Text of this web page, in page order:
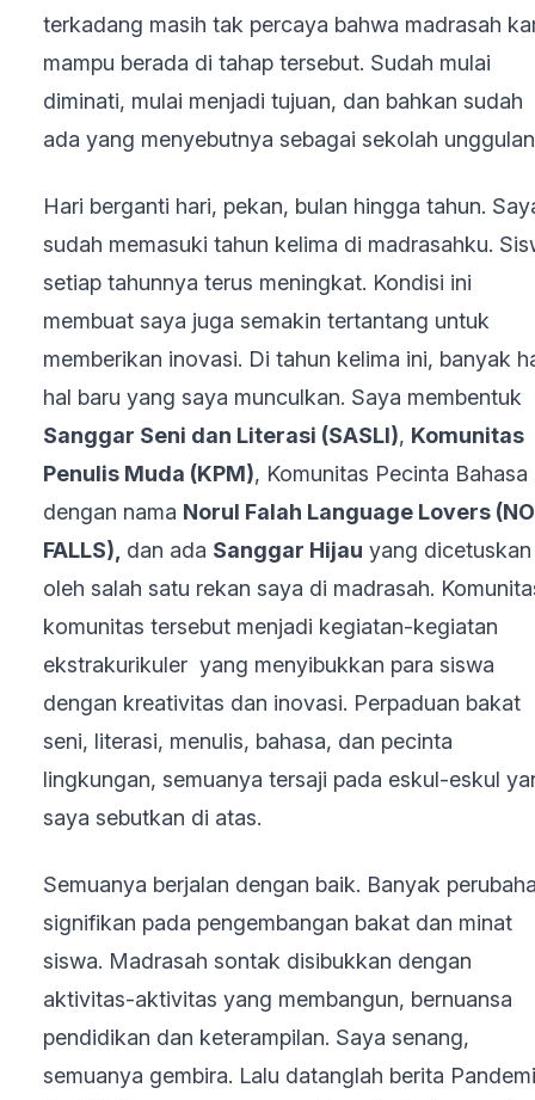
terkadang masih tak percaya bahwa madrasah
mampu berada di tahap tersebut. Sudah mulai
diminati, mulai menjadi tujuan, dan bahkan sudah
ada yang menyebutnya sebagai sekolah
Hari berganti hari, pekan, bulan hingga tahun.
sudah memasuki tahun kelima di madrasahku.
setiap tahunnya terus meningkat. Kondisi ini
membuat saya juga semakin tertantang untuk
memberikan inovasi. Di tahun kelima ini, banyak
hal baru yang saya munculkan. Saya membentuk
Sanggar Seni dan Literasi (SASLI), Komunitas
Penulis Muda (KPM), Komunitas Pecinta Bahasa
dengan nama Norul Falah Language Lovers (NO
FALLS), dan ada Sanggar Hijau yang dicetuskan
oleh salah satu rekan saya di madrasah.
komunitas tersebut menjadi kegiatan-kegiatan
ekstrakurikuler yang menyibukkan para siswa
dengan kreativitas dan inovasi. Perpaduan bakat
seni, literasi, menulis, bahasa, dan pecinta
lingkungan, semuanya tersaji pada eskul-eskul
saya sebutkan di atas.
Semuanya berjalan dengan baik. Banyak
signifikan pada pengembangan bakat dan minat
siswa. Madrasah sontak disibukkan dengan
aktivitas-aktivitas yang membangun, bernuansa
pendidikan dan keterampilan. Saya senang,
semuanya gembira. Lalu datanglah berita Pandemi